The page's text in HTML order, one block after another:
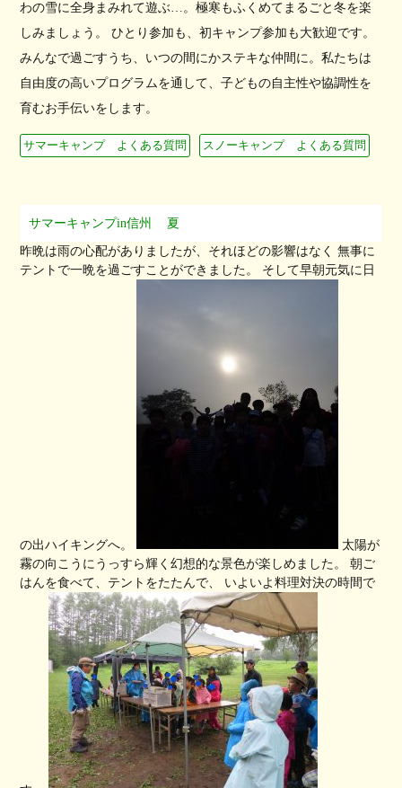
わの雪に全身まみれて遊ぶ…。極寒もふくめてまるごと冬を楽
しみましょう。 ひとり参加も、初キャンプ参加も大歓迎です。
みんなで過ごすうち、いつの間にかステキな仲間に。私たちは
自由度の高いプログラムを通して、子どもの自主性や協調性を
育むお手伝いをします。
サマーキャンプ よくある質問 スノーキャンプ よくある質問
サマーキャンプin信州 夏
昨晩は雨の心配がありましたが、それほどの影響はなく 無事に
テントで一晩を過ごすことができました。 そして早朝元気に日
の出ハイキングへ。
太陽が
霧の向こうにうっすら輝く幻想的な景色が楽しめました。 朝ご
はんを食べて、テントをたたんで、 いよいよ料理対決の時間で